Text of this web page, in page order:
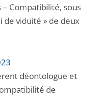
Compatibilité, sous
de viduité » de deux
déontologue et
de